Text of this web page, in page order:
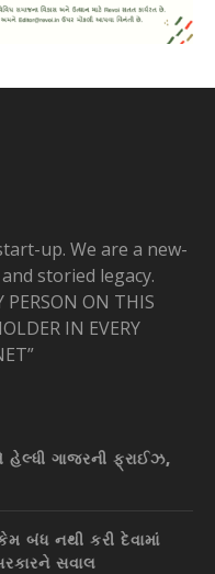
up. We are a new-
storied legacy.
PERSON ON THIS
IN EVERY
હેલ્ધી ગાજરની ફ્રાઈઝ,
બંધ નથી કરી દેવામાં
સવાલ